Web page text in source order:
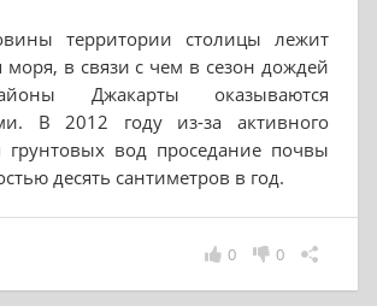
территории столицы лежит
в связи с чем в сезон дождей
Джакарты оказываются
В 2012 году из-за активного
грунтовых вод проседание почвы
десять сантиметров в год.
0
0